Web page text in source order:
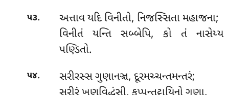
૫૩.
અત્તાવ યદિ વિનીતો, નિજસ્સિતા મહાજના;
વિનીતં યન્તિ સબ્બેપિ, કો તં નાસેય્ય
પણ્ડિતો.
૫૪.
સરીરસ્સ ગુણાનઞ્ચ, દૂરમચ્ચન્તમન્તરં;